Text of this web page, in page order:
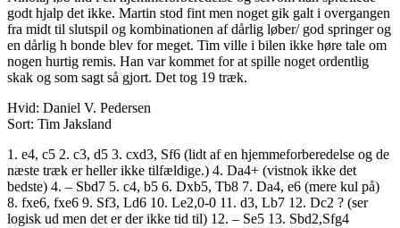
godt hjalp det ikke. Martin stod fint men noget gik galt i overgangen
fra midt til slutspil og kombinationen af dårlig løber/ god springer og
en dårlig h bonde blev for meget. Tim ville i bilen ikke høre tale om
nogen hurtig remis. Han var kommet for at spille noget ordentlig
skak og som sagt så gjort. Det tog 19 træk.
Hvid: Daniel V. Pedersen
Sort: Tim Jaksland
1. e4, c5 2. c3, d5 3. cxd3, Sf6 (lidt af en hjemmeforberedelse og de
næste træk er heller ikke tilfældige.) 4. Da4+ (vistnok ikke det
bedste) 4. – Sbd7 5. c4, b5 6. Dxb5, Tb8 7. Da4, e6 (mere kul på)
8. fxe6, fxe6 9. Sf3, Ld6 10. Le2,0-0 11. d3, Lb7 12. Dc2 ? (ser
logisk ud men det er der ikke tid til) 12. – Se5 13. Sbd2,Sfg4